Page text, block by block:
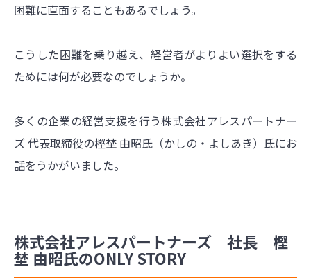
困難に直面することもあるでしょう。
こうした困難を乗り越え、経営者がよりよい選択をする
ためには何が必要なのでしょうか。
多くの企業の経営支援を行う株式会社アレスパートナー
ズ 代表取締役の樫埜 由昭氏（かしの・よしあき）氏にお
話をうかがいました。
株式会社アレスパートナーズ 社長 樫
埜 由昭氏のONLY STORY